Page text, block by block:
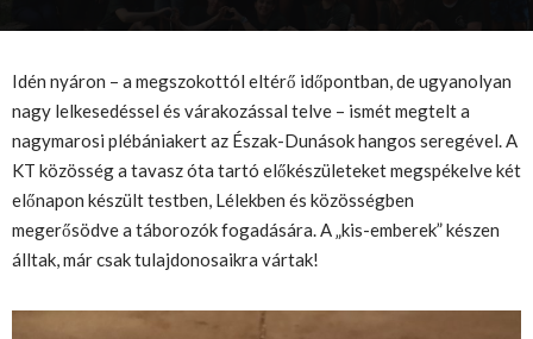
Idén nyáron – a megszokottól eltérő időpontban, de ugyanolyan
nagy lelkesedéssel és várakozással telve – ismét megtelt a
nagymarosi plébániakert az Észak-Dunások hangos seregével. A
KT közösség a tavasz óta tartó előkészületeket megspékelve két
előnapon készült testben, Lélekben és közösségben
megerősödve a táborozók fogadására. A „kis-emberek” készen
álltak, már csak tulajdonosaikra vártak!